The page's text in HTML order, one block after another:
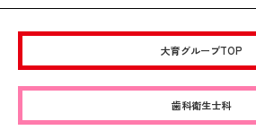
大育グループTOP
歯科衛生士科